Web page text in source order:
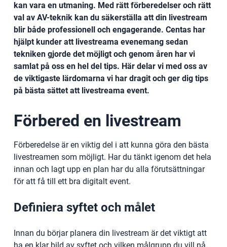
kan vara en utmaning. Med rätt förberedelser och rätt
val av AV-teknik kan du säkerställa att din livestream
blir både professionell och engagerande. Centas har
hjälpt kunder att livestreama evenemang sedan
tekniken gjorde det möjligt och genom åren har vi
samlat på oss en hel del tips. Här delar vi med oss av
de viktigaste lärdomarna vi har dragit och ger dig tips
på bästa sättet att livestreama event.
Förbered en livestream
Förberedelse är en viktig del i att kunna göra den bästa
livestreamen som möjligt. Har du tänkt igenom det hela
innan och lagt upp en plan har du alla förutsättningar
för att få till ett bra digitalt event.
Definiera syftet och målet
Innan du börjar planera din livestream är det viktigt att
ha en klar bild av syftet och vilken målgrupp du vill nå.